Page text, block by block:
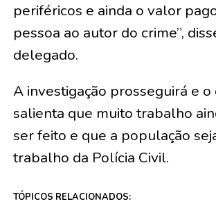
periféricos e ainda o valor
pessoa ao autor do crime”,
delegado.
A investigação prosseguirá e
salienta que muito trabalho
ser feito e que a população
trabalho da Polícia Civil.
TÓPICOS RELACIONADOS: